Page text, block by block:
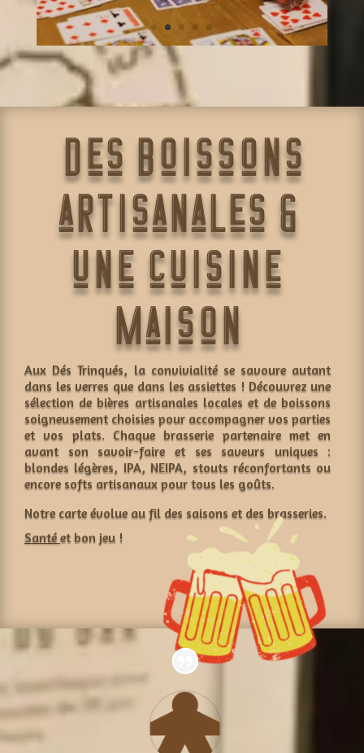
Des boissons
artisanales &
une cuisine
maison
Aux Dés Trinqués, la convivialité se savoure autant
dans les verres que dans les assiettes ! Découvrez une
sélection de bières artisanales locales et de boissons
soigneusement choisies pour accompagner vos parties
et vos plats. Chaque brasserie partenaire met en
avant son savoir-faire et ses saveurs uniques :
blondes légères, IPA, NEIPA, stouts réconfortants ou
encore softs artisanaux pour tous les goûts.
Notre carte évolue au fil des saisons et des brasseries.
Santé et bon jeu !